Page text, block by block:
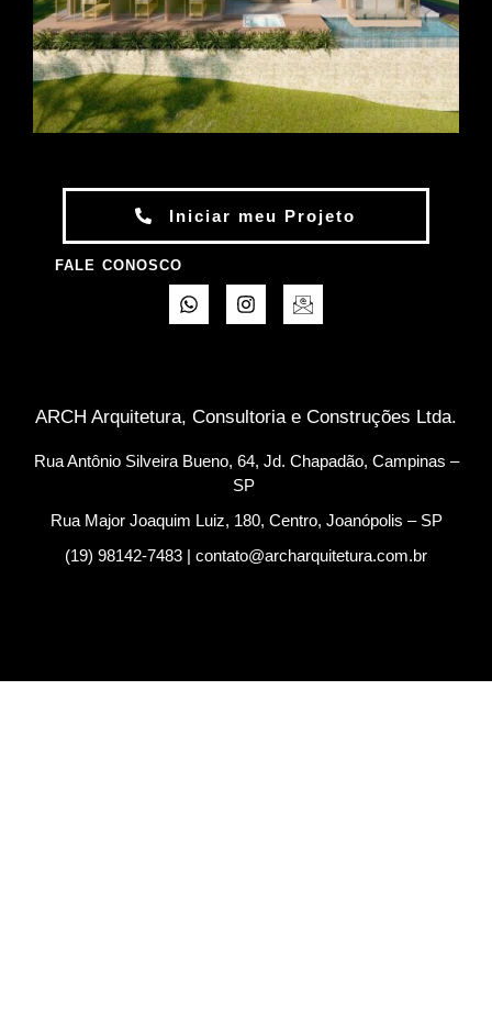
Iniciar meu Projeto
FALE CONOSCO
ARCH Arquitetura, Consultoria e Construções Ltda.
Rua Antônio Silveira Bueno, 64, Jd. Chapadão, Campinas –
SP
Rua Major Joaquim Luiz, 180, Centro, Joanópolis – SP
(19) 98142-7483 | contato@archarquitetura.com.br